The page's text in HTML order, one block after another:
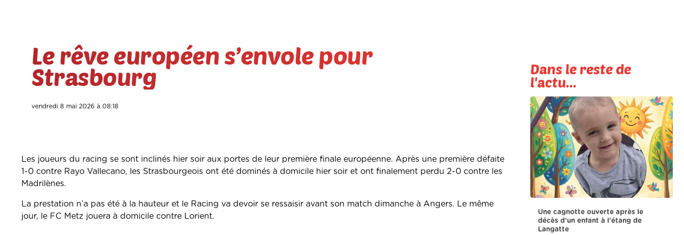
Le rêve européen s’envole pour
Strasbourg
vendredi 8 mai 2026 à 08:18
Les joueurs du racing se sont inclinés hier soir aux portes de leur première finale européenne. Après une première défaite
1-0 contre Rayo Vallecano, les Strasbourgeois ont été dominés à domicile hier soir et ont finalement perdu 2-0 contre les
Madrilènes.
La prestation n’a pas été à la hauteur et le Racing va devoir se ressaisir avant son match dimanche à Angers. Le même
jour, le FC Metz jouera à domicile contre Lorient.
Dans le reste de
l'actu...
Une cagnotte ouverte après le
décès d’un enfant à l’étang de
Langatte